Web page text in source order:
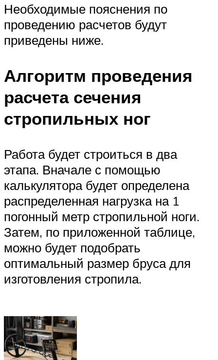
Необходимые пояснения по
проведению расчетов будут
приведены ниже.
Алгоритм проведения
расчета сечения
стропильных ног
Работа будет строиться в два
этапа. Вначале с помощью
калькулятора будет определена
распределенная нагрузка на 1
погонный метр стропильной ноги.
Затем, по приложенной таблице,
можно будет подобрать
оптимальный размер бруса для
изготовления стропила.